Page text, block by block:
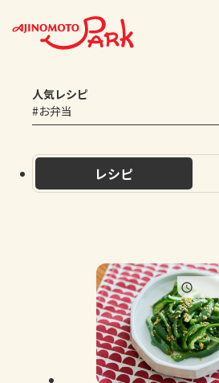
人気レシピ
#お弁当
レシピ